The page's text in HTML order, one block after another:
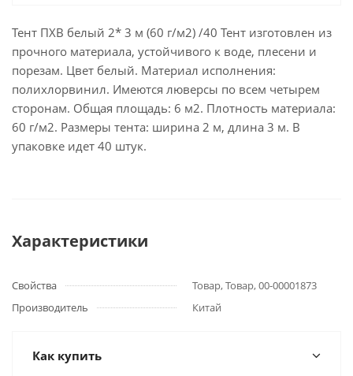
Тент ПХВ белый 2* 3 м (60 г/м2) /40 Тент изготовлен из
прочного материала, устойчивого к воде, плесени и
порезам. Цвет белый. Материал исполнения:
полихлорвинил. Имеются люверсы по всем четырем
сторонам. Общая площадь: 6 м2. Плотность материала:
60 г/м2. Размеры тента: ширина 2 м, длина 3 м. В
упаковке идет 40 штук.
Характеристики
Свойства
Товар, Товар, 00-00001873
Производитель
Китай
Как купить